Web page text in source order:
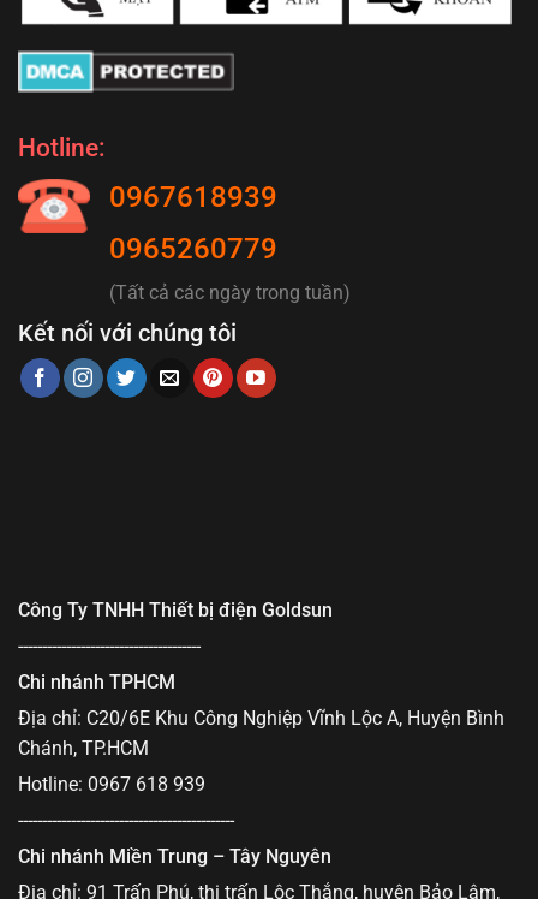
Hotline:
0967618939
0965260779
(Tất cả các ngày trong tuần)
Kết nối với chúng tôi
Công Ty TNHH Thiết bị điện Goldsun
--------------------------------------
Chi nhánh TPHCM
Địa chỉ: C20/6E Khu Công Nghiệp Vĩnh Lộc A, Huyện Bình
Chánh, TP.HCM
Hotline: 0967 618 939
---------------------------------------------
Chi nhánh Miền Trung – Tây Nguyên
Địa chỉ: 91 Trấn Phú, thị trấn Lộc Thắng, huyện Bảo Lâm,